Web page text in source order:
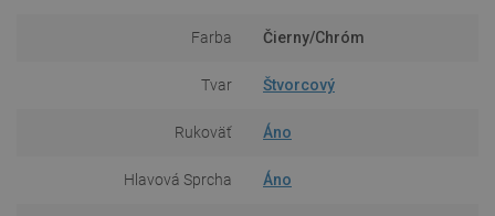
Farba Čierny/Chróm
Tvar Štvorcový
Rukoväť Áno
Hlavová Sprcha Áno